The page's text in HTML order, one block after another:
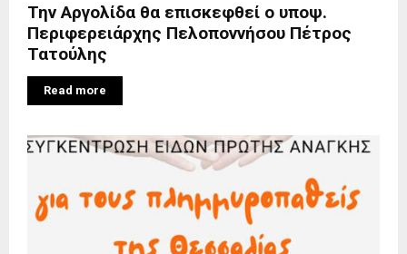
Την Αργολίδα θα επισκεφθεί ο υποψ.
Περιφερειάρχης Πελοποννήσου Πέτρος
Τατούλης
Read more